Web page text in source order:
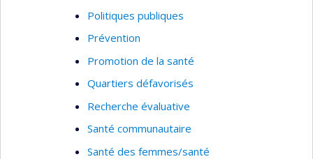
Politiques publiques
Prévention
Promotion de la santé
Quartiers défavorisés
Recherche évaluative
Santé communautaire
Santé des femmes/santé